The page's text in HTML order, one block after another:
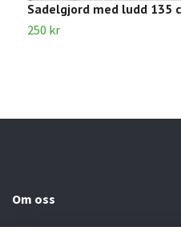
Sadelgjord med ludd 135
250 kr
Om oss